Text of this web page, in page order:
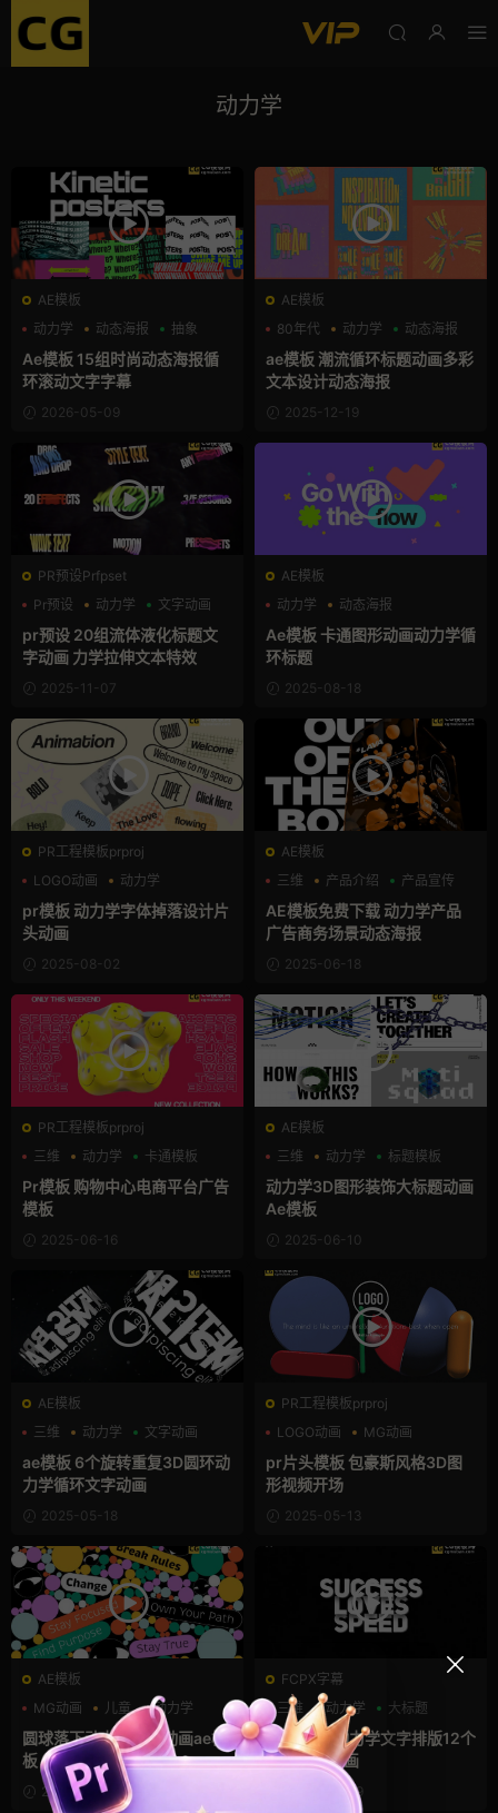
动力学
AE模板
动力学
动态海报 抽象
Ae模板 15组时尚动态海报循
环滚动文字字幕
2026-05-09
AE模板
80年代
动力学 动态海报
ae模板 潮流循环标题动画多彩
文本设计动态海报
2025-12-19
PR预设Prfpset
Pr预设
动力学 文字动画
pr预设 20组流体液化标题文
字动画 力学拉伸文本特效
2025-11-07
AE模板
动力学
动态海报
卡通模板
Ae模板 卡通图形动画动力学循
环标题
2025-08-18
PR工程模板prproj
LOGO动画
动力学
卡通模板
pr模板 动力学字体掉落设计片
头动画
2025-08-02
AE模板
三维
产品介绍 产品宣传
AE模板免费下载 动力学产品
广告商务场景动态海报
2025-06-18
PR工程模板prproj
三维
动力学 卡通模板
Pr模板 购物中心电商平台广告
模板
2025-06-16
AE模板
三维
动力学 标题模板
动力学3D图形装饰大标题动画
Ae模板
2025-06-10
AE模板
三维
动力学 文字动画
ae模板 6个旋转重复3D圆环动
力学循环文字动画
2025-05-18
PR工程模板prproj
LOGO动画
MG动画
pr logo模板
pr片头模板 包豪斯风格3D图
形视频开场
2025-05-13
AE模板
MG动画
儿童 动力学
圆球落下动力学图形动画ae模
板
2025-05-09
FCPX字幕
三维
动力学 大标题
fcpx插件 动力学文字排版12个
标题入出动画
2025-05-09